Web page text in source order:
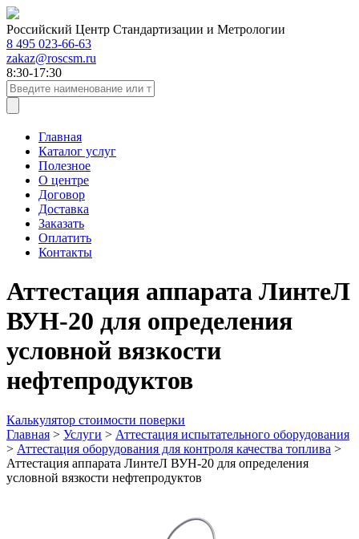
Российский Центр Стандартизации и Метрологии
8 495 023-66-63
zakaz@roscsm.ru
8:30-17:30
Главная
Каталог услуг
Полезное
О центре
Договор
Доставка
Заказать
Оплатить
Контакты
Аттестация аппарата ЛинтеЛ
ВУН-20 для определения
условной вязкости
нефтепродуктов
Калькулятор стоимости поверки
Главная > Услуги > Аттестация испытательного оборудования
> Аттестация оборудования для контроля качества топлива >
Аттестация аппарата ЛинтеЛ ВУН-20 для определения
условной вязкости нефтепродуктов